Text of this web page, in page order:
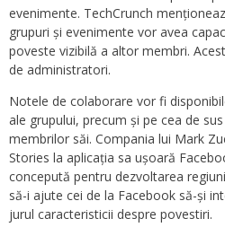
evenimente. TechCrunch
grupuri și evenimente vor avea
poveste vizibilă a altor membri.
de administratori.
Notele de colaborare vor fi
ale grupului, precum și pe cea de
membrilor săi. Compania lui Mark
Stories la aplicația sa ușoară
concepută pentru dezvoltarea
să-i ajute cei de la Facebook să-și
jurul caracteristicii despre povestiri.